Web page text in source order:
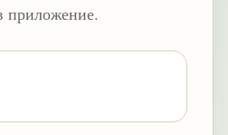
приложение.